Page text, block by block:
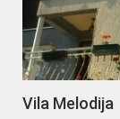
Vila Melodija